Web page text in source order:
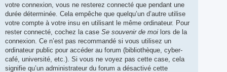
votre connexion, vous ne resterez connecté que pendant une
durée déterminée. Cela empêche que quelqu’un d’autre utilise
votre compte à votre insu en utilisant le même ordinateur. Pour
rester connecté, cochez la case Se souvenir de moi lors de la
connexion. Ce n’est pas recommandé si vous utilisez un
ordinateur public pour accéder au forum (bibliothèque, cyber-
café, université, etc.). Si vous ne voyez pas cette case, cela
signifie qu’un administrateur du forum a désactivé cette